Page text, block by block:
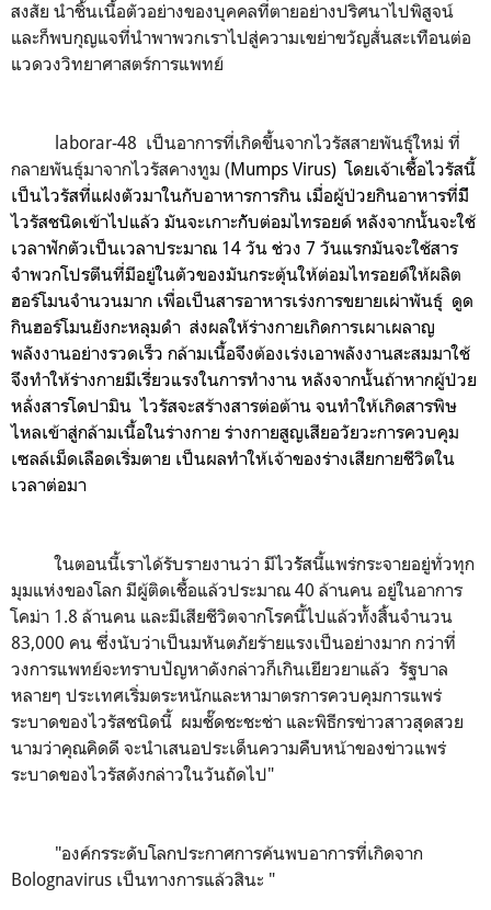
สงสัย นำชิ้นเนื้อตัวอย่างของบุคคลที่ตายอย่างปริศนาไปพิสูจน์
และก็พบกุญแจที่นำพาพวกเราไปสู่ความเขย่าขวัญสั่นสะเทือนต่อ
แวดวงวิทยาศาสตร์การแพทย์
laborar-48 เป็นอาการที่เกิดขึ้นจากไวรัสสายพันธุ์ใหม่ ที่
กลายพันธุ์มาจากไวรัสคางทูม (Mumps Virus) โดยเจ้าเชื้อไวรัสนี้
เป็นไวรัสที่แฝงตัวมาในกับอาหารการกิน เมื่อผู้ป่วยกินอาหารที่มีี
ไวรัสชนิดเข้าไปแล้ว มันจะเกาะกัับต่อมไทรอยด์ หลังจากนั้นจะใช้
เวลาฟักตัวเป็นเวลาประมาณ 14 วัน ช่วง 7 วันแรกมันจะใช้สาร
จำพวกโปรตีนที่มีอยู่ในตัวของมันกระตุ้นให้ต่อมไทรอยด์ให้ผลิต
ฮอร์โมนจำนวนมาก เพื่อเป็นสารอาหารเร่งการขยายเผ่าพันธุ์ ดูด
กินฮอร์โมนยังกะหลุมดำ ส่งผลให้ร่างกายเกิดการเผาเผลาญ
พลังงานอย่างรวดเร็ว กล้ามเนื้อจึงต้องเร่งเอาพลังงานสะสมมาใช้
จึงทำให้ร่างกายมีเรี่ยวแรงในการทำงาน หลังจากนั้นถ้าหากผู้ป่วย
หลั่งสารโดปามิน ไวรัสจะสร้างสารต่อต้าน จนทำให้เกิดสารพิษ
ไหลเข้าสู่กล้ามเนื้อในร่างกาย ร่างกายสูญเสียอวัยวะการควบคุม
เซลล์เม็ดเลือดเริ่มตาย เป็นผลทำให้เจ้าของร่างเสียกายชีวิตใน
เวลาต่อมา
ในตอนนี้เราได้รับรายงานว่า มีไวรััสนี้แพร่กระจายอยู่ทั่วทุก
มุมแห่งของโลก มีผู้ติดเชื้อแล้วประมาณ 40 ล้านคน อยู่ในอาการ
โคม่า 1.8 ล้านคน และมีเสียชีวิตจากโรคนี้ไปแล้วทั้งสิ้นจำนวน
83,000 คน ซึ่งนับว่าเป็นมหันตภัยร้ายแรงเป็นอย่างมาก กว่าที่
วงการแพทย์จะทราบปัญหาดังกล่าวก็เกินเยียวยาแล้ว รัฐบาล
หลายๆ ประเทศเริ่มตระหนักและหามาตรการควบคุมการแพร่
ระบาดของไวรัสชนิดนี้ ผมชั๊ดชะชะช่า และพิธีกรข่าวสาวสุดสวย
นามว่าคุณคิดดี จะนำเสนอประเด็นความคืบหน้าของข่าวแพร่
ระบาดของไวรัสดังกล่าวในวันถัดไป"
"องค์กรระดับโลกประกาศการค้นพบอาการที่เกิดจาก
Bolognavirus เป็นทางการแล้วสินะ "